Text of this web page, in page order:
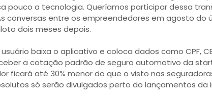
pouco a tecnologia. Queríamos participar dessa
conversas entre os empreendedores em agosto do
dois meses depois.
baixa o aplicativo e coloca dados como CPF,
a cotação padrão de seguro automotivo da
ficará até 30% menor do que o visto nas
só serão divulgados perto do lançamentos da